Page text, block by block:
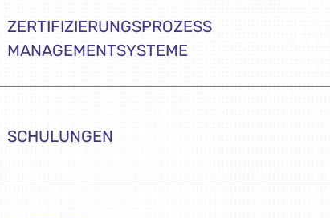
ZERTIFIZIERUNGSPROZESS
MANAGEMENTSYSTEME
SCHULUNGEN